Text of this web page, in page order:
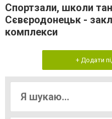
Спортзали, школи
Сєвєродонецьк -
комплекси
+ Додати